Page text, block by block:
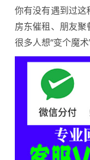
你有没有遇到过这
房东催租、朋友
很多人想“变个魔